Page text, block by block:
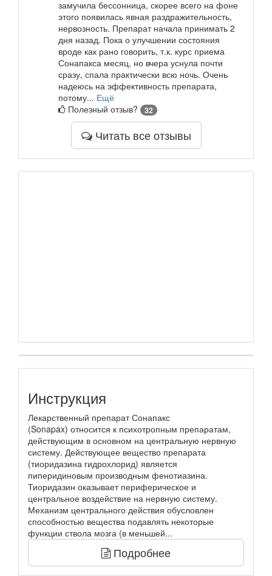
замучила бессонница, скорее всего на фоне
этого появилась явная раздражительность,
нервозность. Препарат начала принимать 2
дня назад. Пока о улучшении состояния
вроде как рано говорить, т.к. курс приема
Сонапакса месяц, но вчера уснула почти
сразу, спала практически всю ночь. Очень
надеюсь на эффективность препарата,
потому... Ещё
Полезный отзыв?
32
Читать все отзывы
Инструкция
Лекарственный препарат Сонапакс
(Sonapax) относится к психотропным препаратам,
действующим в основном на центральную нервную
систему. Действующее вещество препарата
(тиоридазина гидрохлорид) является
пиперидиновым производным фенотиазина.
Тиоридазин оказывает периферическое и
центральное воздействие на нервную систему.
Механизм центрального действия обусловлен
способностью вещества подавлять некоторые
функции ствола мозга (в меньшей...
Подробнее